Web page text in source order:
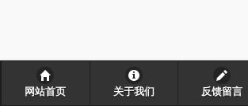
网站首页 关于我们 反馈留言